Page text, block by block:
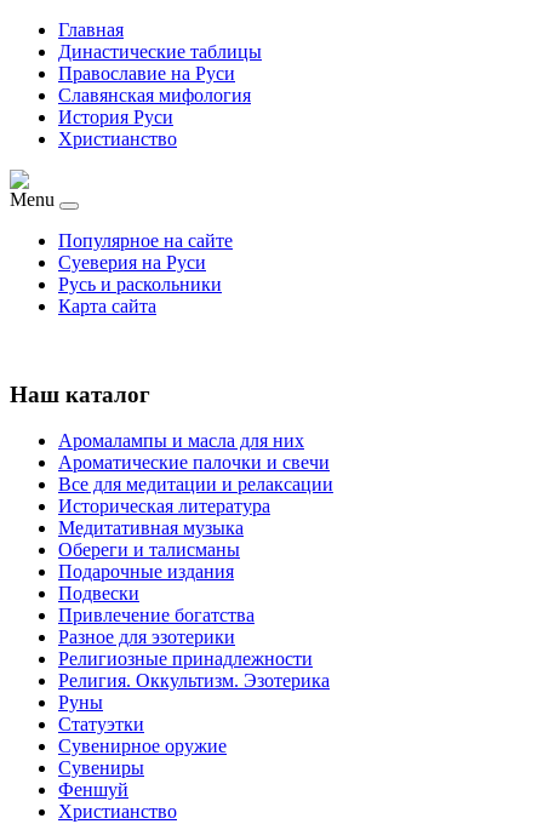
Главная
Династические таблицы
Православие на Руси
Славянская мифология
История Руси
Христианство
Menu
Популярное на сайте
Суеверия на Руси
Русь и раскольники
Карта сайта
Наш каталог
Аромалампы и масла для них
Ароматические палочки и свечи
Все для медитации и релаксации
Историческая литература
Медитативная музыка
Обереги и талисманы
Подарочные издания
Подвески
Привлечение богатства
Разное для эзотерики
Религиозные принадлежности
Религия. Оккультизм. Эзотерика
Руны
Статуэтки
Сувенирное оружие
Сувениры
Феншуй
Христианство